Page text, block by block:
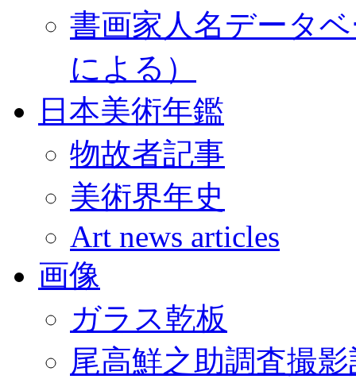
書画家人名データ
による）
日本美術年鑑
物故者記事
美術界年史
Art news articles
画像
ガラス乾板
尾高鮮之助調査撮